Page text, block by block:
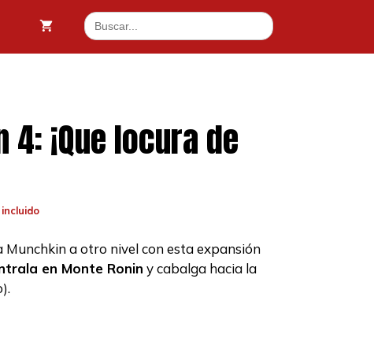
Buscar:
¡Que locura de
€.
incluido
Munchkin a otro nivel con esta expansión
en Monte Ronin y cabalga hacia la